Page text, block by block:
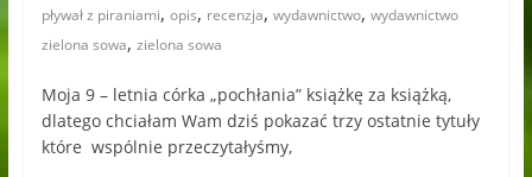
pływał z piraniami, opis, recenzja, wydawnictwo, wydawnictwo
zielona sowa, zielona sowa
Moja 9 – letnia córka „pochłania” książkę za książką,
dlatego chciałam Wam dziś pokazać trzy ostatnie tytuły
które wspólnie przeczytałyśmy,